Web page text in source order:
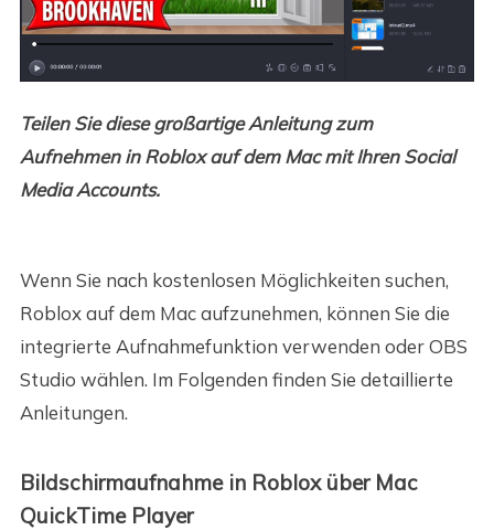
Teilen Sie diese großartige Anleitung zum
Aufnehmen in Roblox auf dem Mac mit Ihren Social
Media Accounts.
Wenn Sie nach kostenlosen Möglichkeiten suchen,
Roblox auf dem Mac aufzunehmen, können Sie die
integrierte Aufnahmefunktion verwenden oder OBS
Studio wählen. Im Folgenden finden Sie detaillierte
Anleitungen.
Bildschirmaufnahme in Roblox über Mac
QuickTime Player